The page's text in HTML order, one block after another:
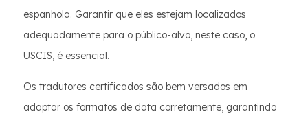
espanhola. Garantir que eles estejam localizados
adequadamente para o público-alvo, neste caso, o
USCIS, é essencial.
Os tradutores certificados são bem versados em
adaptar os formatos de data corretamente, garantindo